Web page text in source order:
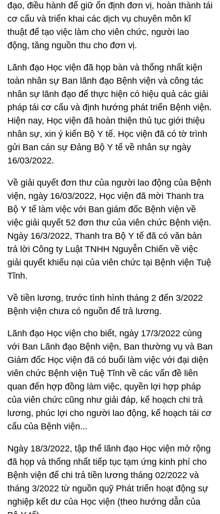
đạo, điều hành để giữ ổn định đơn vị, hoàn thành tái
cơ cấu và triển khai các dịch vụ chuyên môn kĩ
thuật để tạo việc làm cho viên chức, người lao
động, tăng nguồn thu cho đơn vị.
Lãnh đạo Học viện đã họp bàn và thống nhất kiện
toàn nhân sự Ban lãnh đạo Bệnh viện và công tác
nhân sự lãnh đạo để thực hiện có hiệu quả các giải
pháp tái cơ cấu và định hướng phát triển Bệnh viện.
Hiện nay, Học viện đã hoàn thiện thủ tục giới thiệu
nhân sự, xin ý kiến Bộ Y tế. Học viện đã có tờ trình
gửi Ban cán sự Đảng Bộ Y tế về nhân sự ngày
16/03/2022.
Về giải quyết đơn thư của người lao động của Bệnh
viện, ngày 16/03/2022, Học viện đã mời Thanh tra
Bộ Y tế làm việc với Ban giám đốc Bệnh viện về
việc giải quyết 52 đơn thư của viên chức Bệnh viện.
Ngày 16/3/2022, Thanh tra Bộ Y tế đã có văn bản
trả lời Công ty Luật TNHH Nguyễn Chiến về việc
giải quyết khiếu nại của viên chức tại Bệnh viện Tuệ
Tĩnh.
Về tiền lương, trước tình hình tháng 2 đến 3/2022
Bệnh viện chưa có nguồn để trả lương.
Lãnh đạo Học viện cho biết, ngày 17/3/2022 cùng
với Ban Lãnh đạo Bệnh viện, Ban thường vụ và Ban
Giám đốc Học viện đã có buổi làm việc với đại diện
viên chức Bệnh viện Tuệ Tĩnh về các vấn đề liên
quan đến hợp đồng làm việc, quyền lợi hợp pháp
của viên chức cũng như giải đáp, kế hoạch chi trả
lương, phúc lợi cho người lao động, kế hoạch tái cơ
cấu của Bệnh viện...
Ngày 18/3/2022, tập thể lãnh đạo Học viện mở rộng
đã họp và thống nhất tiếp tục tạm ứng kinh phí cho
Bệnh viện để chi trả tiền lương tháng 02/2022 và
tháng 3/2022 từ nguồn quỹ Phát triển hoạt động sự
nghiệp kết dư của Học viện (theo hướng dẫn của